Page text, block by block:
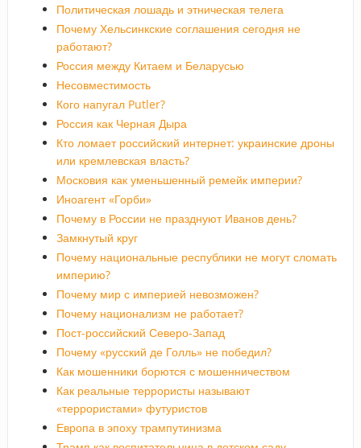
Политическая лошадь и этническая телега
Почему Хельсинкские соглашения сегодня не
работают?
Россия между Китаем и Беларусью
Несовместимость
Кого напугал Putler?
Россия как Черная Дыра
Кто ломает российский интернет: украинские дроны
или кремлевская власть?
Московия как уменьшенный ремейк империи?
Иноагент «Горби»
Почему в России не празднуют Иванов день?
Замкнутый круг
Почему национальные республики не могут сломать
империю?
Почему мир с империей невозможен?
Почему национализм не работает?
Пост-российский Северо-Запад
Почему «русский де Голль» не победил?
Как мошенники борются с мошенничеством
Как реальные террористы называют
«террористами» футуристов
Европа в эпоху трампутинизма